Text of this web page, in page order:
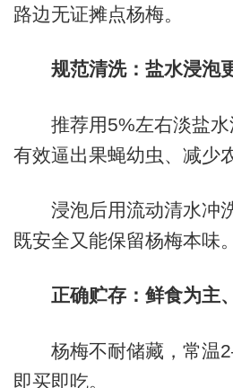
路边无证摊点杨梅。
规范清洗：盐水浸泡
推荐用5%左右淡盐水
有效逼出果蝇幼虫、减少
浸泡后用流动清水冲洗
既安全又能保留杨梅本味。
正确贮存：鲜食为主
杨梅不耐储藏，常温
即买即吃。